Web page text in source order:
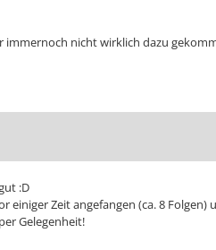
immernoch nicht wirklich dazu
:D
einiger Zeit angefangen (ca. 8
Gelegenheit!